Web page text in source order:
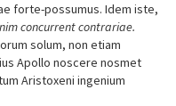
forte-possumus. Idem iste,
concurrent contrariae.
solum, non etiam
Apollo noscere nosmet
Aristoxeni ingenium